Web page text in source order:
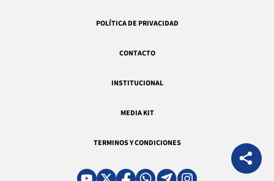
POLÍTICA DE PRIVACIDAD
CONTACTO
INSTITUCIONAL
MEDIA KIT
TERMINOS Y CONDICIONES